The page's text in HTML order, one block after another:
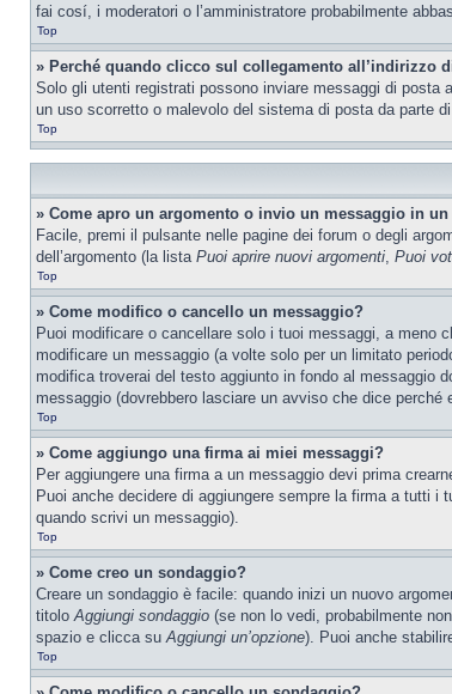
fai cosí, i moderatori o l’amministratore probabilmente
Top
» Perché quando clicco sul collegamento all’indirizzo
Solo gli utenti registrati possono inviare messaggi di posta
un uso scorretto o malevolo del sistema di posta da parte
Top
» Come apro un argomento o invio un messaggio in
Facile, premi il pulsante nelle pagine dei forum o degli
dell’argomento (la lista Puoi aprire nuovi argomenti, Puoi
Top
» Come modifico o cancello un messaggio?
Puoi modificare o cancellare solo i tuoi messaggi, a meno
modificare un messaggio (a volte solo per un limitato
modifica troverai del testo aggiunto in fondo al messaggio
messaggio (dovrebbero lasciare un avviso che dice
Top
» Come aggiungo una firma ai miei messaggi?
Per aggiungere una firma a un messaggio devi prima
Puoi anche decidere di aggiungere sempre la firma a tutti i
quando scrivi un messaggio).
Top
» Come creo un sondaggio?
Creare un sondaggio è facile: quando inizi un nuovo
titoloAggiungi sondaggio (se non lo vedi, probabilmente
spazio e clicca suAggiungi un’opzione). Puoi anche
Top